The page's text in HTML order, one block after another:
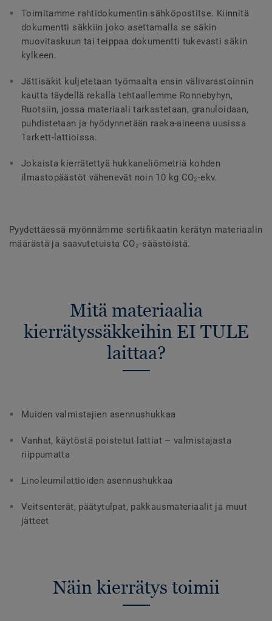
Toimitamme rahtidokumentin sähköpostitse. Kiinnitä
dokumentti säkkiin joko asettamalla se säkin
muovitaskuun tai teippaa dokumentti tukevasti säkin
kylkeen.
Jättisäkit kuljetetaan työmaalta ensin välivarastoinnin
kautta täydellä rekalla tehtaallemme Ronnebyhyn,
Ruotsiin, jossa materiaali tarkastetaan, granuloidaan,
puhdistetaan ja hyödynnetään raaka-aineena uusissa
Tarkett-lattioissa.
Jokaista kierrätettyä hukkaneliömetriä kohden
ilmastopäästöt vähenevät noin 10 kg CO₂-ekv.
Pyydettäessä myönnämme sertifikaatin kerätyn materiaalin
määrästä ja saavutetuista CO₂‑säästöistä.
Mitä materiaalia
kierrätyssäkkeihin EI TULE
laittaa?
Muiden valmistajien asennushukkaa
Vanhat, käytöstä poistetut lattiat – valmistajasta
riippumatta
Linoleumilattioiden asennushukkaa
Veitsenterät, päätytulpat, pakkausmateriaalit ja muut
jätteet
Näin kierrätys toimii